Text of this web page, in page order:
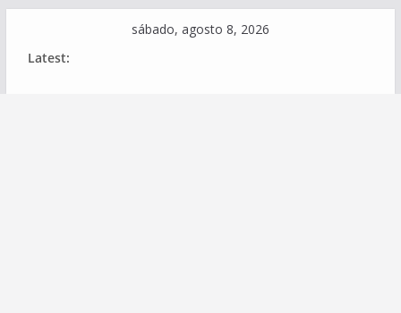
sábado, agosto 8, 2026
Latest: